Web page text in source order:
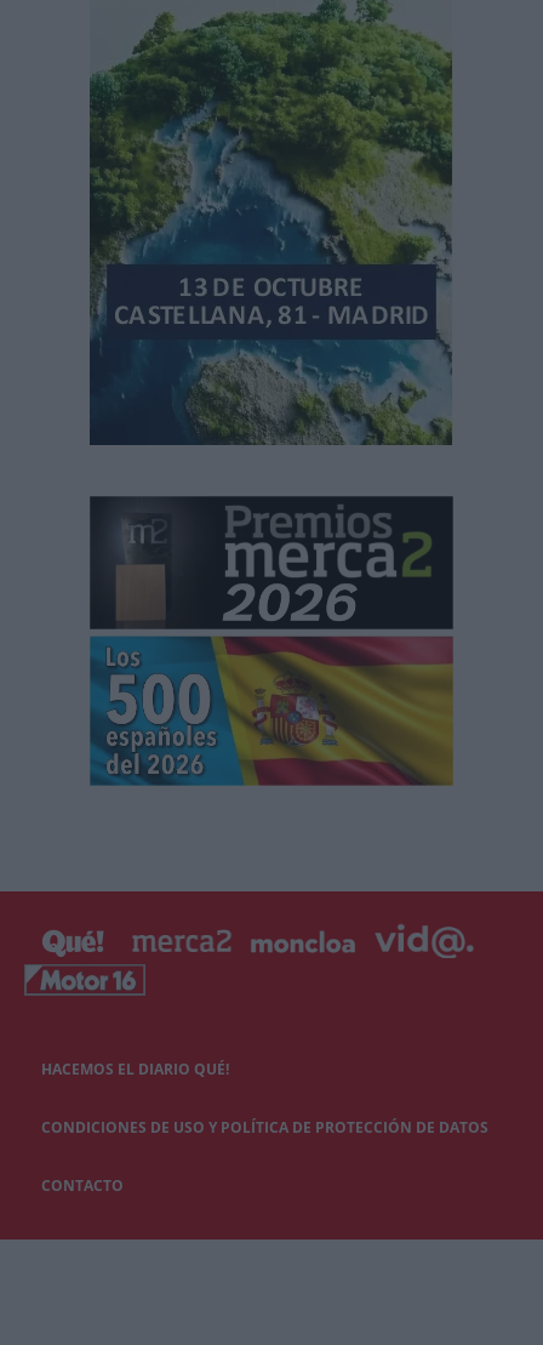
HACEMOS EL DIARIO QUÉ!
CONDICIONES DE USO Y POLÍTICA DE PROTECCIÓN DE DATOS
CONTACTO